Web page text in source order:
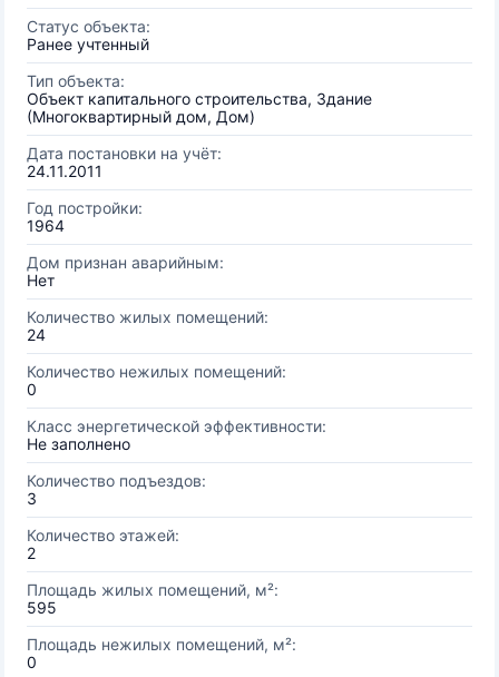
Статус объекта:
Ранее учтенный
Тип объекта:
Объект капитального строительства, Здание
(Многоквартирный дом, Дом)
Дата постановки на учёт:
24.11.2011
Год постройки:
1964
Дом признан аварийным:
Нет
Количество жилых помещений:
24
Количество нежилых помещений:
0
Класс энергетической эффективности:
Не заполнено
Количество подъездов:
3
Количество этажей:
2
Площадь жилых помещений, м²:
595
Площадь нежилых помещений, м²:
0